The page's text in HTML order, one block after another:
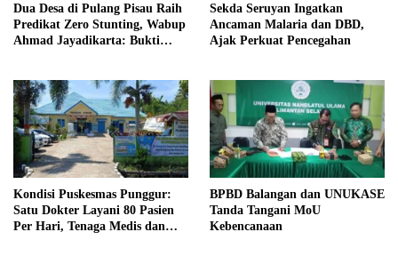
Dua Desa di Pulang Pisau Raih
Predikat Zero Stunting, Wabup
Ahmad Jayadikarta: Bukti
Sekda Seruyan Ingatkan
Ancaman Malaria dan DBD,
Ajak Perkuat Pencegahan
Kondisi Puskesmas Punggur:
Satu Dokter Layani 80 Pasien
Per Hari, Tenaga Medis dan
BPBD Balangan dan UNUKASE
Tanda Tangani MoU
Kebencanaan